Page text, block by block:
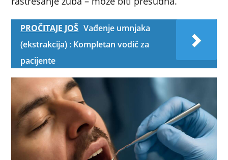
PROČITAJE JOŠ Vađenje umnjaka
(ekstrakcija) : Kompletan vodič za
pacijente